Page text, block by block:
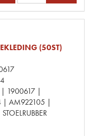
(50ST)
| 1900617 |
| AM922105 |